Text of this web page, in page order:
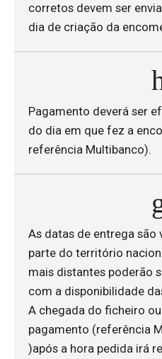
corretos devem ser
dia de criação da
Pagamento deverá ser
do dia em que fez a
referência Multibanco).
As datas de entrega são
parte do território
mais distantes poderão
com a disponibilidade
A chegada do ficheiro
pagamento (referência
)após a hora pedida irá